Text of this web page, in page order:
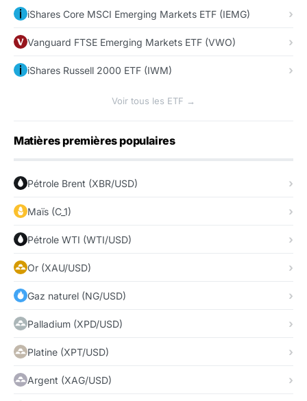
iShares Core MSCI Emerging Markets ETF (IEMG)
Vanguard FTSE Emerging Markets ETF (VWO)
iShares Russell 2000 ETF (IWM)
Voir tous les ETF →
Matières premières populaires
Pétrole Brent (XBR/USD)
Maïs (C_1)
Pétrole WTI (WTI/USD)
Or (XAU/USD)
Gaz naturel (NG/USD)
Palladium (XPD/USD)
Platine (XPT/USD)
Argent (XAG/USD)